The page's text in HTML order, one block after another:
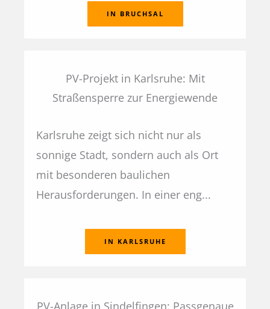
IN BRUCHSAL
PV-Projekt in Karlsruhe: Mit
Straßensperre zur Energiewende
Karlsruhe zeigt sich nicht nur als
sonnige Stadt, sondern auch als Ort
mit besonderen baulichen
Herausforderungen. In einer eng...
IN KARLSRUHE